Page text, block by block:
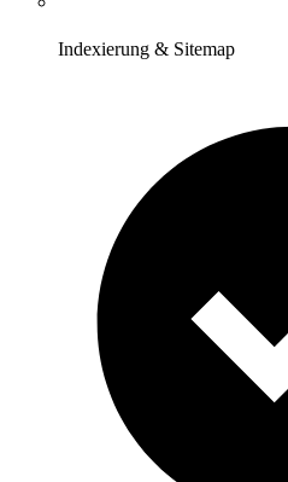
Indexierung & Sitemap